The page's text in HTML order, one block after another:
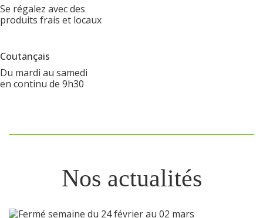
Se régalez avec des
produits frais et locaux
Coutançais
Du mardi au samedi
en continu de 9h30
Nos actualités